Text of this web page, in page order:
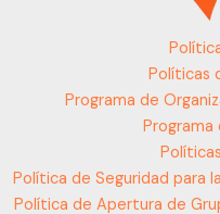
Políticas
Programa de
Política de Seguridad para
Política de Apertura de